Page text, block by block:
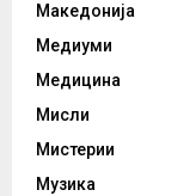
Македонија
Медиуми
Медицина
Мисли
Мистерии
Музика